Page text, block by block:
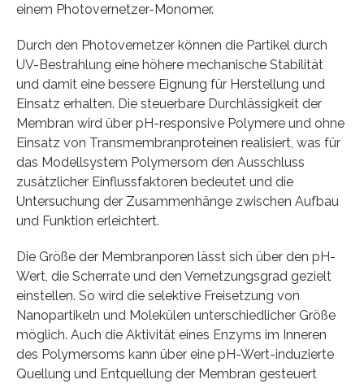
einem Photovernetzer-Monomer.
Durch den Photovernetzer können die Partikel durch
UV-Bestrahlung eine höhere mechanische Stabilität
und damit eine bessere Eignung für Herstellung und
Einsatz erhalten. Die steuerbare Durchlässigkeit der
Membran wird über pH-responsive Polymere und ohne
Einsatz von Transmembranproteinen realisiert, was für
das Modellsystem Polymersom den Ausschluss
zusätzlicher Einflussfaktoren bedeutet und die
Untersuchung der Zusammenhänge zwischen Aufbau
und Funktion erleichtert.
Die Größe der Membranporen lässt sich über den pH-
Wert, die Scherrate und den Vernetzungsgrad gezielt
einstellen. So wird die selektive Freisetzung von
Nanopartikeln und Molekülen unterschiedlicher Größe
möglich. Auch die Aktivität eines Enzyms im Inneren
des Polymersoms kann über eine pH-Wert-induzierte
Quellung und Entquellung der Membran gesteuert